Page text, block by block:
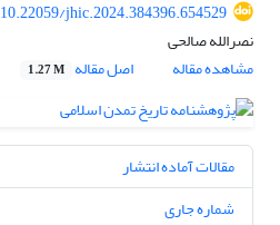
10.22059/jhic.2024.384396.654529
نصرالله صالحی
مشاهده مقاله
اصل مقاله 1.27 M
مقالات آماده انتشار
شماره جاری